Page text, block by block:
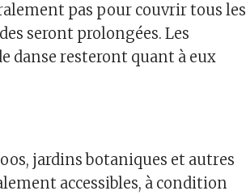
pas pour couvrir tous les
seront prolongées. Les
danse resteront quant à eux
jardins botaniques et autres
accessibles, à condition